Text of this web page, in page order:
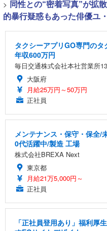
> 同性との“密着写真”が拡
的暴行疑惑もあった俳優ユ
タクシーアプリGO専門の
年収600万円
毎日交通株式会社本社営業所
大阪府
月給25万円～50万円
正社員
メンテナンス・保守・保全/
0代活躍中/製造 工場
株式会社BREXA Next
東京都
月給21万5,000円～
正社員
「正社員登用あり」福利厚